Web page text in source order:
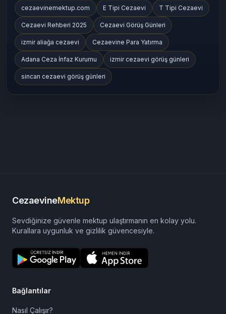
cezaevinemektup.com E Tipi Cezaevi T Tipi Cezaevi
Cezaevi Rehberi 2025 Cezaevi Görüş Günleri
izmir aliağa cezaevi Cezaevine Para Yatırma
Adana Ceza İnfaz Kurumu izmir cezaevi görüş günleri
sincan cezaevi görüş günleri
CezaevineMektup
Sevdiğinize güvenle mektup ulaştırmanın en kolay yolu.
Kurallara uygunluk ve gizlilik güvencesiyle.
Bağlantılar
Nasıl Çalışır?